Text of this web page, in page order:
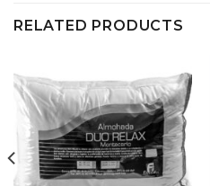
RELATED PRODUCTS